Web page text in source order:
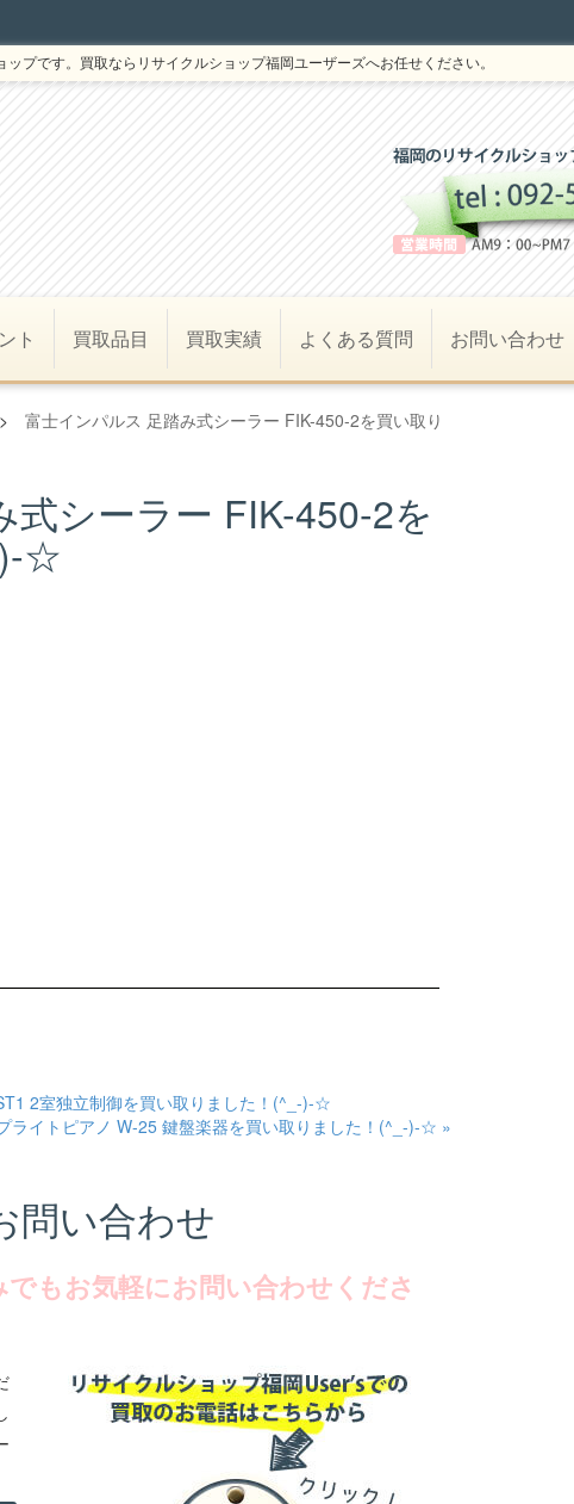
プです。買取ならリサイクルショップ福岡ユーザーズへお任せください。
ト 買取品目 買取実績 よくある質問 お問い合わせ
富士インパルス 足踏み式シーラー FIK-450-2を買い取り
シーラー FIK-450-2を
☆
2室独立制御を買い取りました！(^_-)-☆
ライトピアノ W-25 鍵盤楽器を買い取りました！(^_-)-☆ »
問い合わせ
もお気軽にお問い合わせくださ